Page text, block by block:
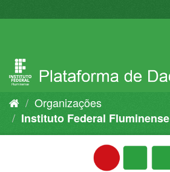
para
Organizações
Instituto Federal Fluminense